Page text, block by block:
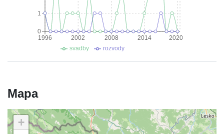
1996 2002 2008 2014 2020
0
1
svadby rozvody
Mapa
+